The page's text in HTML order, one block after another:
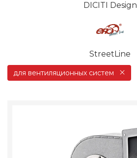
DICITI Design
StreetLine
для вентиляционных систем